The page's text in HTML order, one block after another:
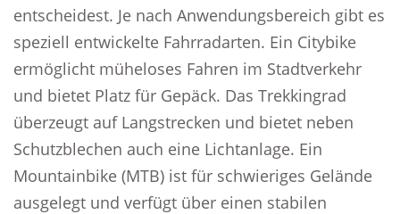
entscheidest. Je nach Anwendungsbereich gibt es
speziell entwickelte Fahrradarten. Ein Citybike
ermöglicht müheloses Fahren im Stadtverkehr
und bietet Platz für Gepäck. Das Trekkingrad
überzeugt auf Langstrecken und bietet neben
Schutzblechen auch eine Lichtanlage. Ein
Mountainbike (MTB) ist für schwieriges Gelände
ausgelegt und verfügt über einen stabilen